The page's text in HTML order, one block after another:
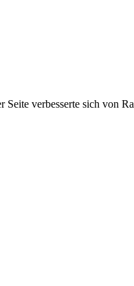
Seite verbesserte sich von